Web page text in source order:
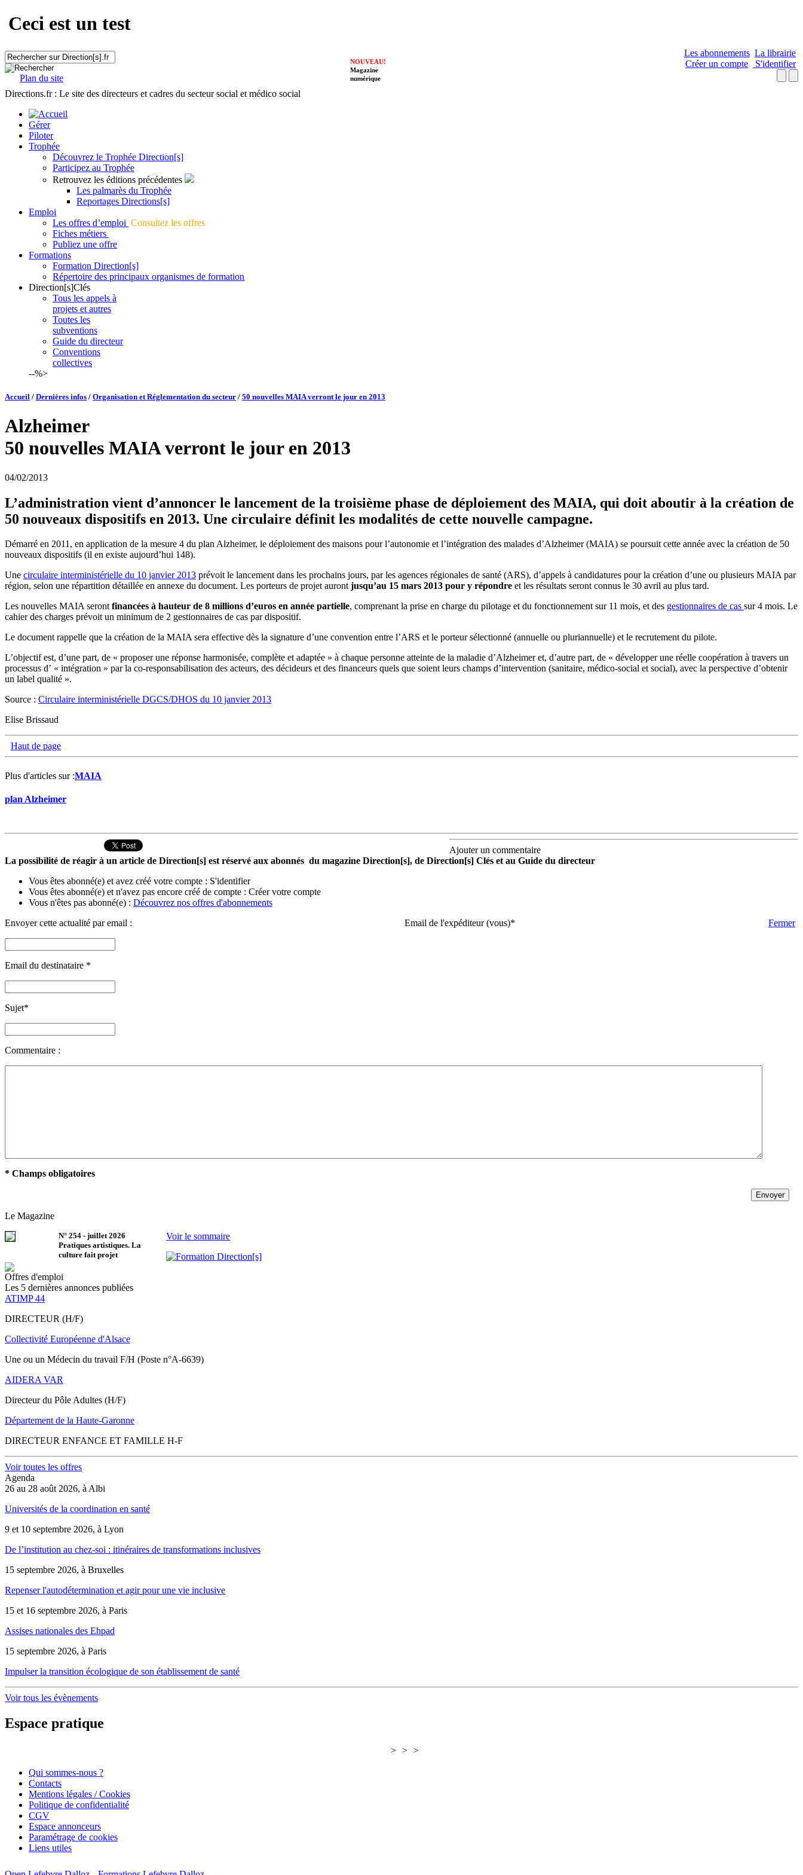
Ceci est un test
Plan du site
Les abonnements La librairie
Créer un compte
S'identifier
NOUVEAU!
Magazine
numérique
Directions.fr : Le site des directeurs et cadres du secteur social et médico social
Gérer
Piloter
Trophée
Découvrez le Trophée Direction[s]
Participez au Trophée
Retrouvez les éditions précédentes
Les palmarès du Trophée
Reportages Directions[s]
Emploi
Les offres d’emploi Consultez les offres
Fiches métiers
Publiez une offre
Formations
Formation Direction[s]
Répertoire des principaux organismes de formation
Direction[s]Clés
Tous les appels à
projets et autres
Toutes les
subventions
Guide du directeur
Conventions
collectives
--%>
Accueil / Dernières infos / Organisation et Réglementation du secteur / 50 nouvelles MAIA verront le jour en 2013
Alzheimer
50 nouvelles MAIA verront le jour en 2013
04/02/2013
L’administration vient d’annoncer le lancement de la troisième phase de déploiement des MAIA, qui doit aboutir à la création de
50 nouveaux dispositifs en 2013. Une circulaire définit les modalités de cette nouvelle campagne.
Démarré en 2011, en application de la mesure 4 du plan Alzheimer, le déploiement des maisons pour l’autonomie et l’intégration des malades d’Alzheimer (MAIA) se poursuit cette année avec la création de 50
nouveaux dispositifs (il en existe aujourd’hui 148).
Une circulaire interministérielle du 10 janvier 2013 prévoit le lancement dans les prochains jours, par les agences régionales de santé (ARS), d’appels à candidatures pour la création d’une ou plusieurs MAIA par
région, selon une répartition détaillée en annexe du document. Les porteurs de projet aurontjusqu’au 15 mars 2013 pour y répondre et les résultats seront connus le 30 avril au plus tard.
Les nouvelles MAIA serontfinancées à hauteur de 8 millions d’euros en année partielle, comprenant la prise en charge du pilotage et du fonctionnement sur 11 mois, et des gestionnaires de cas sur 4 mois. Le
cahier des charges prévoit un minimum de 2 gestionnaires de cas par dispositif.
Le document rappelle que la création de la MAIA sera effective dès la signature d’une convention entre l’ARS et le porteur sélectionné (annuelle ou pluriannuelle) et le recrutement du pilote.
L’objectif est, d’une part, de « proposer une réponse harmonisée, complète et adaptée » à chaque personne atteinte de la maladie d’Alzheimer et, d’autre part, de « développer une réelle coopération à travers un
processus d’ « intégration » par la co-responsabilisation des acteurs, des décideurs et des financeurs quels que soient leurs champs d’intervention (sanitaire, médico-social et social), avec la perspective d’obtenir
un label qualité ».
Source : Circulaire interministérielle DGCS/DHOS du 10 janvier 2013
Elise Brissaud
Haut de page
Plus d'articles sur :MAIA
plan Alzheimer
Ajouter un commentaire
La possibilité de réagir à un article de Direction[s] est réservé aux abonnés du magazine Direction[s], de Direction[s] Clés et au Guide du directeur
Vous êtes abonné(e) et avez créé votre compte : S'identifier
Vous êtes abonné(e) et n'avez pas encore créé de compte : Créer votre compte
Vous n'êtes pas abonné(e) : Découvrez nos offres d'abonnements
Envoyer cette actualité par email :
Fermer
Email de l'expéditeur (vous)*
Email du destinataire *
Sujet*
Commentaire :
* Champs obligatoires
Le Magazine
N° 254 - juillet 2026
Pratiques artistiques. La
culture fait projet
Voir le sommaire
Offres d'emploi
Les 5 dernières annonces publiées
ATIMP 44
DIRECTEUR (H/F)
Collectivité Européenne d'Alsace
Une ou un Médecin du travail F/H (Poste n°A-6639)
AIDERA VAR
Directeur du Pôle Adultes (H/F)
Département de la Haute-Garonne
DIRECTEUR ENFANCE ET FAMILLE H-F
Voir toutes les offres
Agenda
26 au 28 août 2026, à Albi
Universités de la coordination en santé
9 et 10 septembre 2026, à Lyon
De l’institution au chez-soi : itinéraires de transformations inclusives
15 septembre 2026, à Bruxelles
Repenser l'autodétermination et agir pour une vie inclusive
15 et 16 septembre 2026, à Paris
Assises nationales des Ehpad
15 septembre 2026, à Paris
Impulser la transition écologique de son établissement de santé
Voir tous les évènements
Espace pratique
> > >
Qui sommes-nous ?
Contacts
Mentions légales / Cookies
Politique de confidentialité
CGV
Espace annonceurs
Paramétrage de cookies
Liens utiles